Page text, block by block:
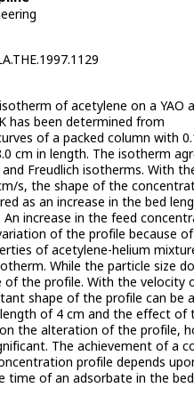
of acetylene on a YAO
has been determined from
of a packed column with
cm in length. The isotherm
Freudlich isotherms. With
s, the shape of the
as an increase in the bed
increase in the feed
of the profile because
of acetylene-helium
While the particle size
of the profile. With the velocity
shape of the profile can be
of 4 cm and the effect of
the alteration of the profile,
The achievement of a
profile depends
time of an adsorbate in the